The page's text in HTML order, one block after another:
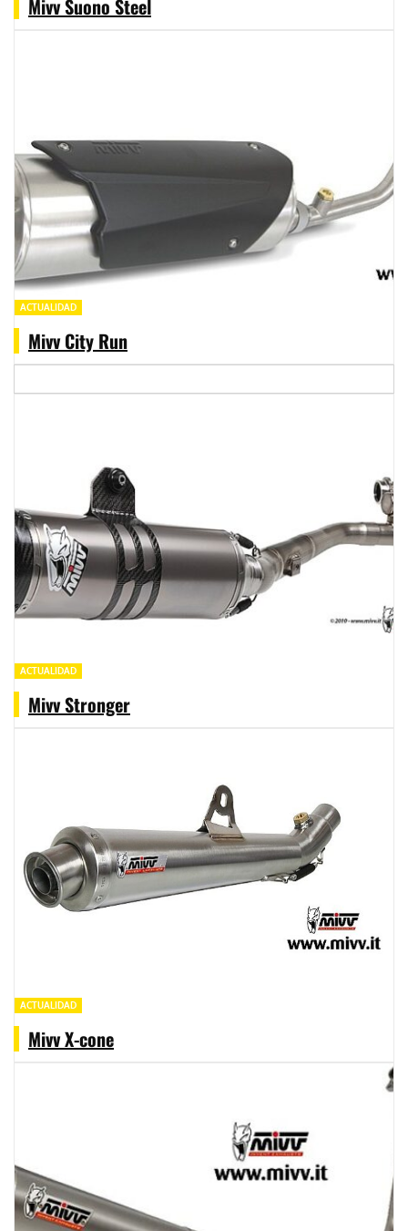
Mivv Suono Steel
ACTUALIDAD
Mivv City Run
ACTUALIDAD
Mivv Stronger
ACTUALIDAD
Mivv X-cone